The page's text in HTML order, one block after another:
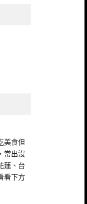
美食但
常出沒
蓮、台
看下方